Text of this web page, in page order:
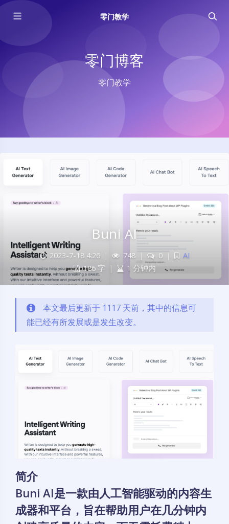
零门教学
零门博客
零门教学
Buni AI
2023-7-18 4:26 | 748 | 0 |
AI
186 字
| 1 分钟内
本文最后更新于 1117 天前，其中的信息可
能已经有所发展或是发生改变。
简介
Buni AI是一款由人工智能驱动的内容生
成器和平台，旨在帮助用户在几分钟内